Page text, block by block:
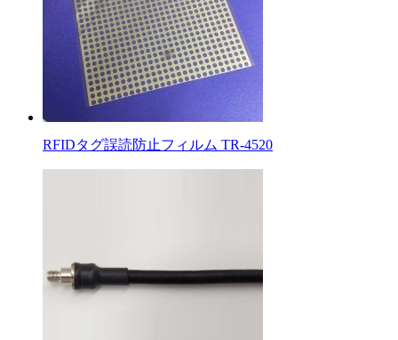
RFIDタグ誤読防止フィルム TR-4520